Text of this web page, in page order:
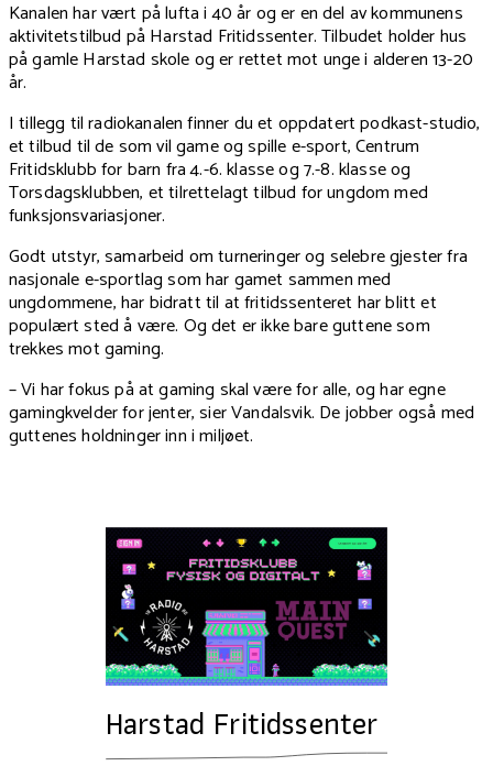
Kanalen har vært på lufta i 40 år og er en del av kommunens
aktivitetstilbud på Harstad Fritidssenter. Tilbudet holder hus
på gamle Harstad skole og er rettet mot unge i alderen 13-20
år.
I tillegg til radiokanalen finner du et oppdatert podkast-studio,
et tilbud til de som vil game og spille e-sport, Centrum
Fritidsklubb for barn fra 4.-6. klasse og 7.-8. klasse og
Torsdagsklubben, et tilrettelagt tilbud for ungdom med
funksjonsvariasjoner.
Godt utstyr, samarbeid om turneringer og selebre gjester fra
nasjonale e-sportlag som har gamet sammen med
ungdommene, har bidratt til at fritidssenteret har blitt et
populært sted å være. Og det er ikke bare guttene som
trekkes mot gaming.
– Vi har fokus på at gaming skal være for alle, og har egne
gamingkvelder for jenter, sier Vandalsvik. De jobber også med
guttenes holdninger inn i miljøet.
Harstad Fritidssenter